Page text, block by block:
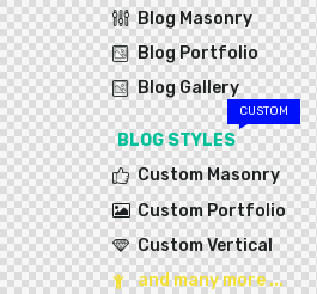
Blog Masonry
Blog Portfolio
Blog Gallery
BLOG STYLES
CUSTOM
Custom Masonry
Custom Portfolio
Custom Vertical
and many more ...